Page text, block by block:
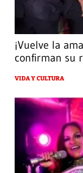
¡Vuelve la
confirman su
VIDA Y CULTURA